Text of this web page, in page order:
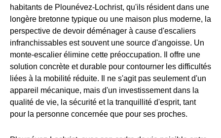
habitants de Plounévez-Lochrist, qu'ils résident dans une
longère bretonne typique ou une maison plus moderne, la
perspective de devoir déménager à cause d'escaliers
infranchissables est souvent une source d'angoisse. Un
monte-escalier élimine cette préoccupation. Il offre une
solution concrète et durable pour contourner les difficultés
liées à la mobilité réduite. Il ne s'agit pas seulement d'un
appareil mécanique, mais d'un investissement dans la
qualité de vie, la sécurité et la tranquillité d'esprit, tant
pour la personne concernée que pour ses proches.